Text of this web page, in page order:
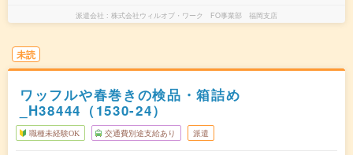
派遣会社 株式会社ウィルオブ・ワーク FO事業部 福岡支店
未読
ワッフルや春巻きの検品・箱詰め
_H38444（1530-24）
職種未経験OK 交通費別途支給あり 派遣